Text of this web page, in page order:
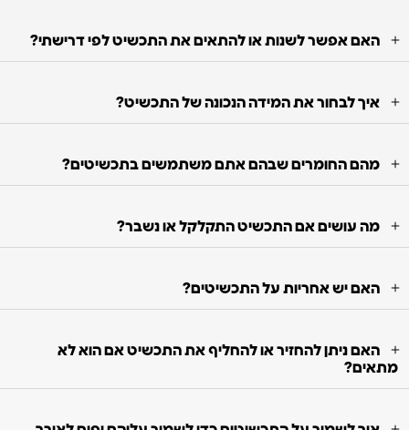
האם אפשר לשנות או להתאים את התכשיט לפי דרישתי?
איך לבחור את המידה הנכונה של התכשיט?
מהם החומרים שבהם אתם משתמשים בתכשיטים?
מה עושים אם התכשיט התקלקל או נשבר?
האם יש אחריות על התכשיטים?
האם ניתן להחזיר או להחליף את התכשיט אם הוא לא
מתאים?